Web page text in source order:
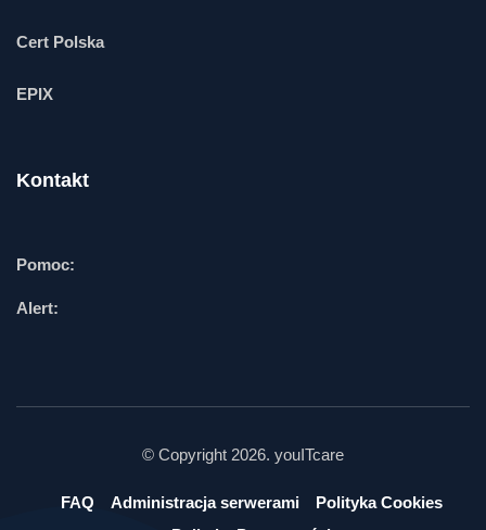
Cert Polska
EPIX
Kontakt
Pomoc:
Alert:
© Copyright 2026. youITcare
FAQ Administracja serwerami
Polityka Cookies